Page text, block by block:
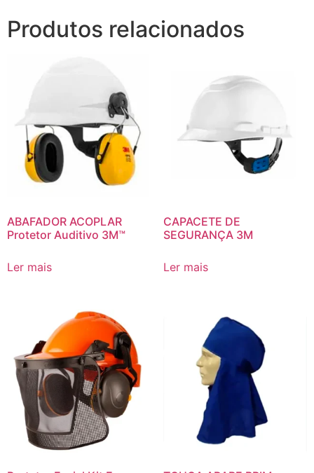
Produtos relacionados
ABAFADOR ACOPLAR
Protetor Auditivo 3M™
Ler mais
CAPACETE DE
SEGURANÇA 3M
Ler mais